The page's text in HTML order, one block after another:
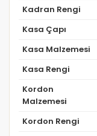
Kadran Rengi
Kasa Çapı
Kasa Malzemesi
Kasa Rengi
Kordon
Malzemesi
Kordon Rengi